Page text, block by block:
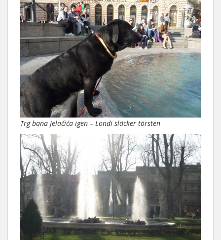
Trg bana Jelačića igen – Londi släcker törsten